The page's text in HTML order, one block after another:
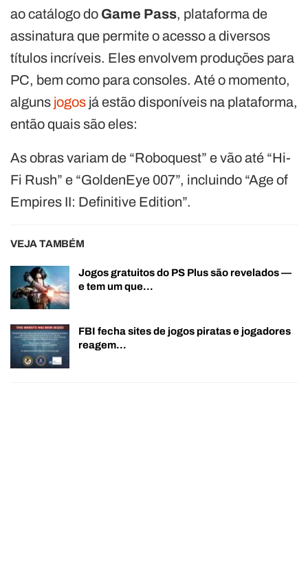
ao catálogo do Game Pass, plataforma de
assinatura que permite o acesso a diversos
títulos incríveis. Eles envolvem produções para
PC, bem como para consoles. Até o momento,
alguns jogos já estão disponíveis na plataforma,
então quais são eles:
As obras variam de “Roboquest” e vão até “Hi-
Fi Rush” e “GoldenEye 007”, incluindo “Age of
Empires II: Definitive Edition”.
VEJA TAMBÉM
Jogos gratuitos do PS Plus são revelados —
e tem um que…
FBI fecha sites de jogos piratas e jogadores
reagem…